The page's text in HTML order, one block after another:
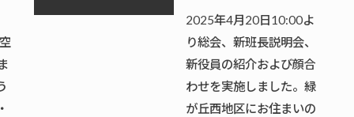
2025年4月20日10:00よ
り総会、新班長説明会、
新役員の紹介および顔合
わせを実施しました。緑
が丘西地区にお住まいの